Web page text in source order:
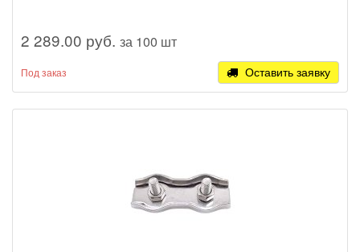
2 289.00 руб. за 100 шт
Под заказ Оставить заявку